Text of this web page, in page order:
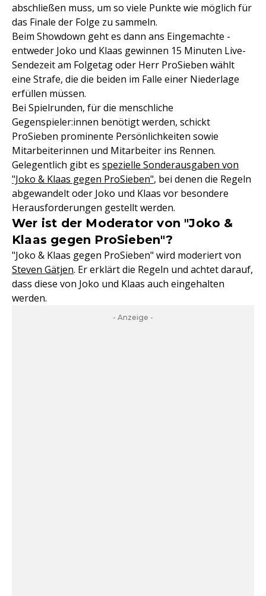
abschließen muss, um so viele Punkte wie möglich für
das Finale der Folge zu sammeln.
Beim Showdown geht es dann ans Eingemachte -
entweder Joko und Klaas gewinnen 15 Minuten Live-
Sendezeit am Folgetag oder Herr ProSieben wählt
eine Strafe, die die beiden im Falle einer Niederlage
erfüllen müssen.
Bei Spielrunden, für die menschliche
Gegenspieler:innen benötigt werden, schickt
ProSieben prominente Persönlichkeiten sowie
Mitarbeiterinnen und Mitarbeiter ins Rennen.
Gelegentlich gibt es spezielle Sonderausgaben von
"Joko & Klaas gegen ProSieben", bei denen die Regeln
abgewandelt oder Joko und Klaas vor besondere
Herausforderungen gestellt werden.
Wer ist der Moderator von "Joko &
Klaas gegen ProSieben"?
"Joko & Klaas gegen ProSieben" wird moderiert von
Steven Gätjen. Er erklärt die Regeln und achtet darauf,
dass diese von Joko und Klaas auch eingehalten
werden.
- Anzeige -